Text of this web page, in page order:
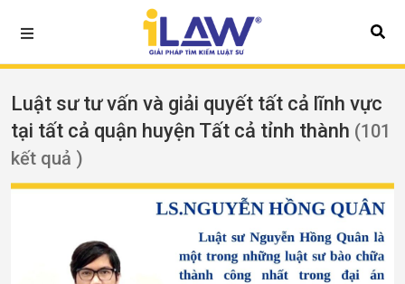
Luật sư tư vấn và giải quyết tất cả lĩnh vực
tại tất cả quận huyện Tất cả tỉnh thành (101
kết quả )